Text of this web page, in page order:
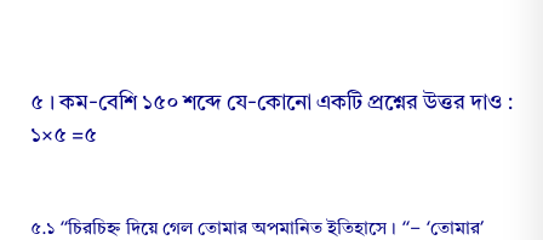
৫। কম-বেশি ১৫০ শব্দে যে-কোনো একটি প্রশ্নের উত্তর দাও :
১×৫ =৫
৫.১ “চিরচিহ্ন দিয়ে গেল তোমার অপমানিত ইতিহাসে। “– ‘তোমার’